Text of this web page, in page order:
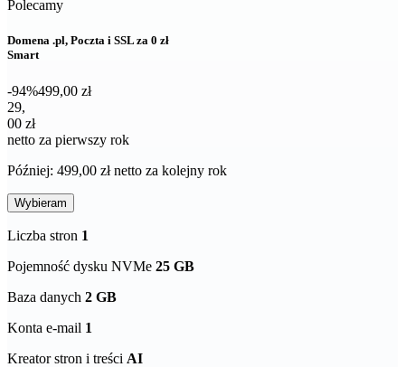
Polecamy
Domena .pl, Poczta i SSL za 0 zł
Smart
-94%499,00 zł
29,00 zł netto za pierwszy rok
29,
00 zł
netto za pierwszy rok
Później: 499,00 zł netto za kolejny rok
Wybieram
Liczba stron 1
Pojemność dysku NVMe 25 GB
Baza danych 2 GB
Konta e-mail 1
Kreator stron i treści AI